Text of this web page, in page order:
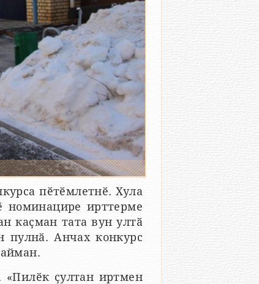
пӗтӗмлетнӗ. Хула
номинацире ирттерме
каҫман тата вун ултӑ
пулнӑ. Анчах конкурс
«Пилӗк ҫултан иртмен